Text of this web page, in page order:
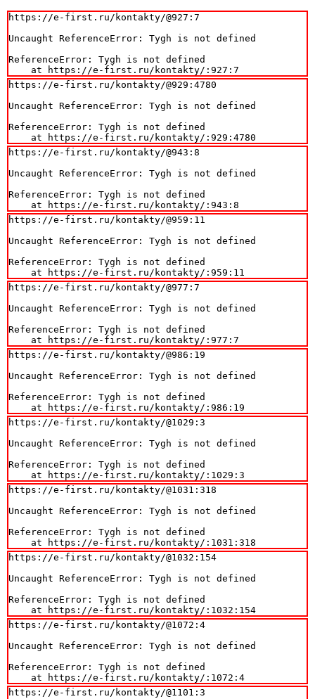
https://e-first.ru/kontakty/@927:7
Uncaught ReferenceError: Tygh is not defined
ReferenceError: Tygh is not defined
    at https://e-first.ru/kontakty/:927:7
https://e-first.ru/kontakty/@929:4780
Uncaught ReferenceError: Tygh is not defined
ReferenceError: Tygh is not defined
    at https://e-first.ru/kontakty/:929:4780
https://e-first.ru/kontakty/@943:8
Uncaught ReferenceError: Tygh is not defined
ReferenceError: Tygh is not defined
    at https://e-first.ru/kontakty/:943:8
https://e-first.ru/kontakty/@959:11
Uncaught ReferenceError: Tygh is not defined
ReferenceError: Tygh is not defined
    at https://e-first.ru/kontakty/:959:11
https://e-first.ru/kontakty/@977:7
Uncaught ReferenceError: Tygh is not defined
ReferenceError: Tygh is not defined
    at https://e-first.ru/kontakty/:977:7
https://e-first.ru/kontakty/@986:19
Uncaught ReferenceError: Tygh is not defined
ReferenceError: Tygh is not defined
    at https://e-first.ru/kontakty/:986:19
https://e-first.ru/kontakty/@1029:3
Uncaught ReferenceError: Tygh is not defined
ReferenceError: Tygh is not defined
    at https://e-first.ru/kontakty/:1029:3
https://e-first.ru/kontakty/@1031:318
Uncaught ReferenceError: Tygh is not defined
ReferenceError: Tygh is not defined
    at https://e-first.ru/kontakty/:1031:318
https://e-first.ru/kontakty/@1032:154
Uncaught ReferenceError: Tygh is not defined
ReferenceError: Tygh is not defined
    at https://e-first.ru/kontakty/:1032:154
https://e-first.ru/kontakty/@1072:4
Uncaught ReferenceError: Tygh is not defined
ReferenceError: Tygh is not defined
    at https://e-first.ru/kontakty/:1072:4
https://e-first.ru/kontakty/@1101:3